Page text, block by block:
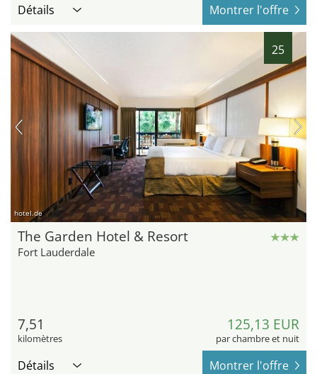
Détails Montrer l'offre
25
hotel.de
The Garden Hotel & Resort
Fort Lauderdale
7,51
kilomètres
125,13 EUR
par chambre et nuit
Détails Montrer l'offre